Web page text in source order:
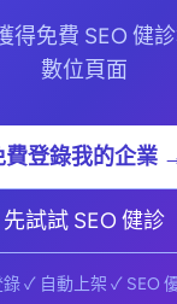
得免費 SEO 健
數位頁面
費登錄我的企業
先試試 SEO 健診
✓ 自動上架 ✓ SEO